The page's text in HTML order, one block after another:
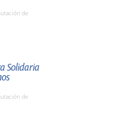
de
Solidaria
de